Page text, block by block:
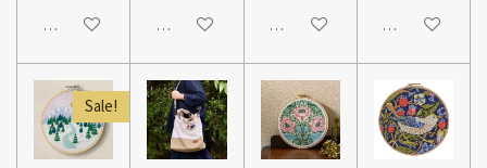
In winkelwagen In winkelwagen In winkelwagen In winkelwagen
Sale!